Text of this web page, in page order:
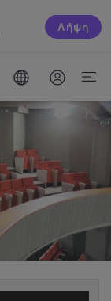
Λήψη